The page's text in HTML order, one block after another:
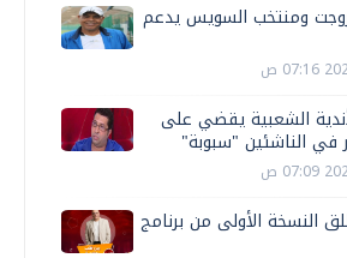
ومنتخب السويس يدعم
الشعبية يقضي على
في الناشئين "سبوبة"
النسخة الأولى من برنامج